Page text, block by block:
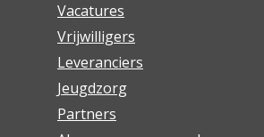
Vacatures
Vrijwilligers
Leveranciers
Jeugdzorg
Partners